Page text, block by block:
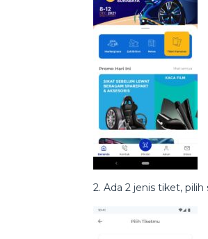
2. Ada 2 jenis tiket,